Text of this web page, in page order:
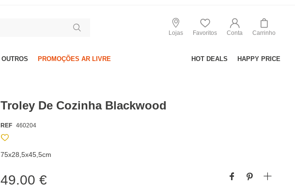
Lojas Favoritos Conta Carrinho
OUTROS PROMOÇÕES AR LIVRE HOT DEALS HAPPY PRICE
Troley De Cozinha Blackwood
REF 460204
75x28,5x45,5cm
49.00 €